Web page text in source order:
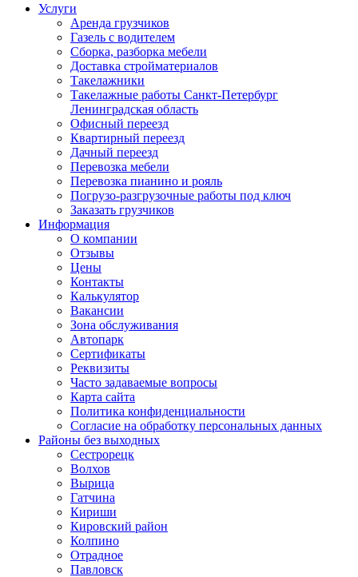
Услуги
Аренда грузчиков
Газель с водителем
Сборка, разборка мебели
Доставка стройматериалов
Такелажники
Такелажные работы Санкт-Петербург
Ленинградская область
Офисный переезд
Квартирный переезд
Дачный переезд
Перевозка мебели
Перевозка пианино и рояль
Погрузо-разгрузочные работы под ключ
Заказать грузчиков
Информация
О компании
Отзывы
Цены
Контакты
Калькулятор
Вакансии
Зона обслуживания
Автопарк
Сертификаты
Реквизиты
Часто задаваемые вопросы
Карта сайта
Политика конфиденциальности
Согласие на обработку персональных данных
Районы без выходных
Сестрорецк
Волхов
Вырица
Гатчина
Кириши
Кировский район
Колпино
Отрадное
Павловск